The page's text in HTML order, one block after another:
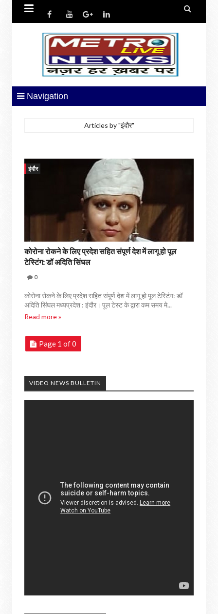
 
Navigation
Articles by "इंदौर"
इंदौर
कोरोना रोकने के लिए प्रदेश सहित संपूर्ण देश में लागू हो पूल
टेस्टिंग: डॉ अदिति सिंघल
0
कोरोना रोकने के लिए प्रदेश सहित संपूर्ण देश में लागू हो पूल टेस्टिंग: डॉ
अदिति सिंघल मध्यप्रदेश : इंदौर। पूल टेस्ट के द्वारा कम समय मे...
Read more »
Page 1 of 0
VIDEO NEWS BULLETIN